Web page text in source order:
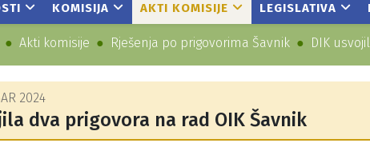
KOMISIJA AKTI KOMISIJE LEGISLATIVA
Akti komisije Rješenja po prigovorima Šavnik DIK
2024
dva prigovora na rad OIK Šavnik